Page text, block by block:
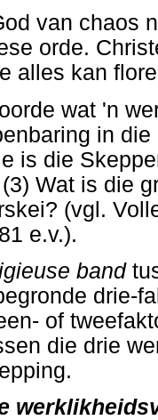
van chaos
orde.
alles kan
wat 'n
in
is die
Wat is die
(vgl.
e.v.).
band
drie-
of
die drie